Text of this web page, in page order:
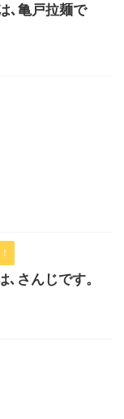
､亀戸拉麺で
さんじです。